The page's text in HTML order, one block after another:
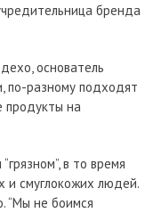
бренда
основатель
по-разному подходят
продукты на
в то время
и смуглокожих людей.
“Мы не боимся